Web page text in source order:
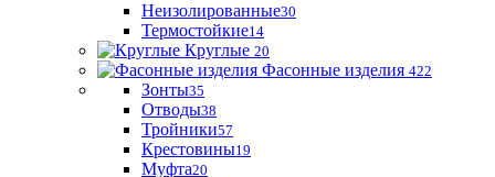
Неизолированные30
Термостойкие14
Круглые 20
Фасонные изделия 422
Зонты35
Отводы38
Тройники57
Крестовины19
Муфта20